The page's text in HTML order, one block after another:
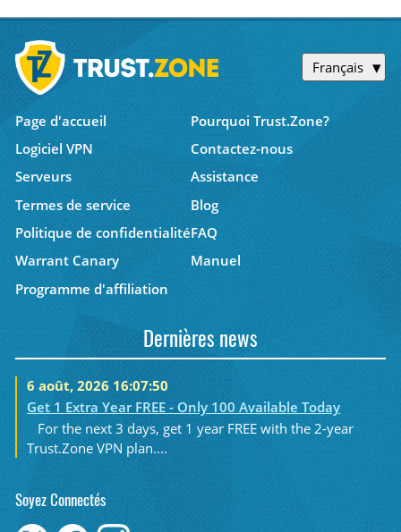
Français
Page d'accueil
Pourquoi Trust.Zone?
Logiciel VPN
Contactez-nous
Serveurs
Assistance
Termes de service
Blog
Politique de confidentialitéFAQ
Warrant Canary
Manuel
Programme d'affiliation
Dernières news
6 août, 2026 16:07:50
Get 1 Extra Year FREE - Only 100 Available Today
For the next 3 days, get 1 year FREE with the 2-year
Trust.Zone VPN plan....
Soyez Connectés